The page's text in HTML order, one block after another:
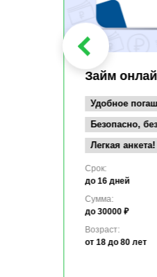
Займ
Удобное
Безопасно,
Легкая анкета!
Срок:
до 16 дней
Сумма:
до 30000 ₽
Возраст:
от 18 до 80 лет